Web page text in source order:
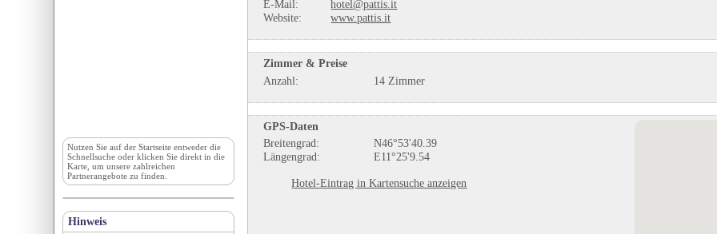
E-Mail:
hotel@pattis.it
Website:
www.pattis.it
Zimmer & Preise
Anzahl:
14 Zimmer
GPS-Daten
Breitengrad:
N46°53'40.39
Längengrad:
E11°25'9.54
Hotel-Eintrag in Kartensuche anzeigen
Nutzen Sie auf derStartseite entweder die
Schnellsuche oder klicken Sie direkt in die
Karte, um unsere zahlreichen
Partnerangebote zu finden.
Hinweis